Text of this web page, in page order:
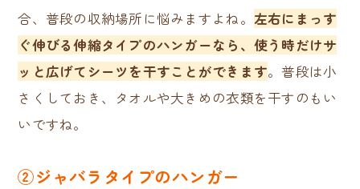
合、普段の収納場所に悩みますよね。 左右にまっす
ぐ伸びる伸縮タイプのハンガーなら、使う時だけサ
ッと広げてシーツを干すことができます。普段は小
さくしておき、タオルや大きめの衣類を干すのもい
いですね。
②ジャバラタイプのハンガー